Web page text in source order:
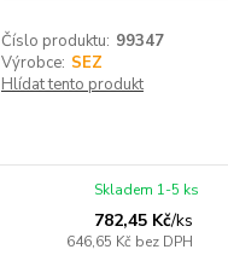
Číslo produktu: 99347
Výrobce: SEZ
Hlídat tento produkt
782,45 Kč/ks
646,65 Kč bez DPH
Skladem 1-5 ks